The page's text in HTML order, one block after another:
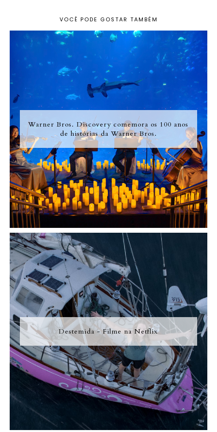
VOCÊ PODE GOSTAR TAMBÉM
Warner Bros. Discovery comemora os 100 anos
de histórias da Warner Bros.
Destemida - Filme na Netflix